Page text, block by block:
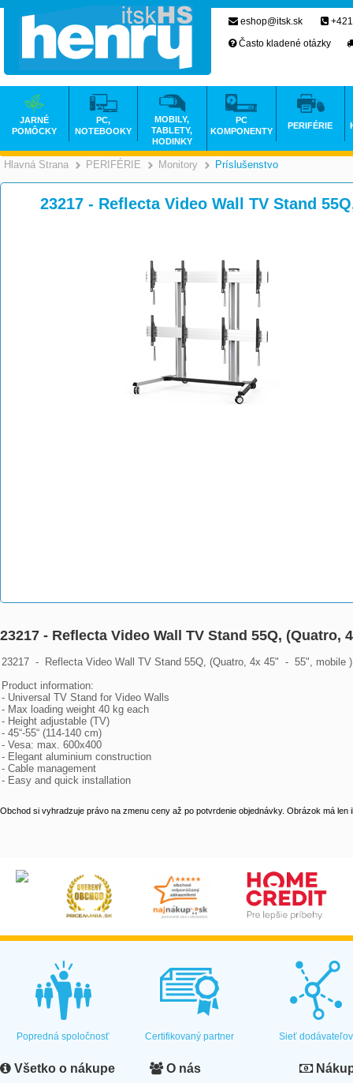
Hlavná Strana >
PERIFÉRIE >
Monitory >
Príslušenstvo
23217 - Reflecta Video Wall TV Stand
23217 - Reflecta Video Wall TV Stand 55Q, (Quatro,
23217  -  Reflecta Video Wall TV Stand 55Q, (Quatro, 4x 45"  -  55", mobile )
Product information:
- Universal TV Stand for Video Walls
- Max loading weight 40 kg each
- Height adjustable (TV)
- 45“-55“ (114-140 cm)
- Vesa: max. 600x400
- Elegant aluminium construction
- Cable management
- Easy and quick installation
Obchod si vyhradzuje právo na zmenu ceny až po potvrdenie objednávky. Obrázok má len
eshop@itsk.sk
Často kladené otázky
JARNÉ
POMÔCKY
PC,
NOTEBOOKY
MOBILY,
TABLETY,
HODINKY
PC
KOMPONENTY
PERIFÉRIE
Popredná spoločnosť Certifikovaný partner Sieť dodávateľov
Všetko o nákupe O nás